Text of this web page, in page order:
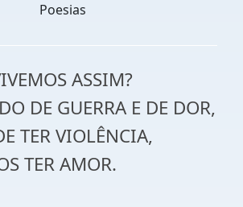
Poesias
ASSIM?
DE GUERRA E DE DOR,
TER VIOLÊNCIA,
TER AMOR.